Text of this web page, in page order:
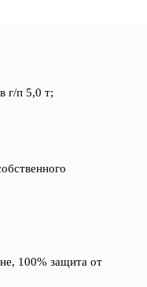
г/п 5,0 т;
100% защита от